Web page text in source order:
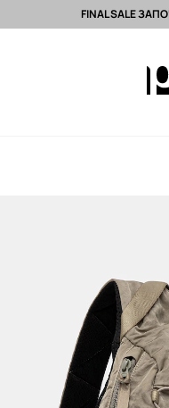
поръчки над 90 EUR *FINAL SALE